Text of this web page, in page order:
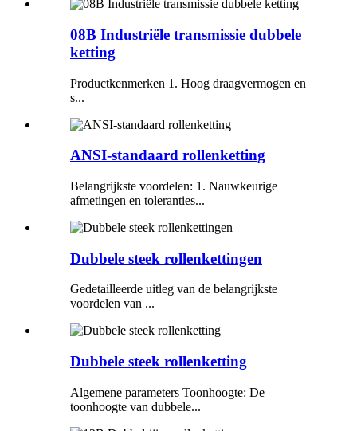
08B Industriële transmissie dubbele
ketting
Productkenmerken 1. Hoog draagvermogen en
s...
ANSI-standaard rollenketting
Belangrijkste voordelen: 1. Nauwkeurige
afmetingen en toleranties...
Dubbele steek rollenkettingen
Gedetailleerde uitleg van de belangrijkste
voordelen van ...
Dubbele steek rollenketting
Algemene parameters Toonhoogte: De
toonhoogte van dubbele...